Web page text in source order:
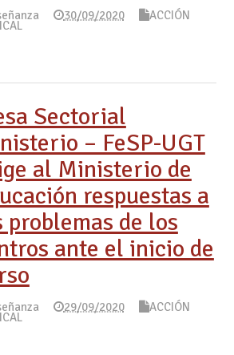
30/09/2020 ACCIÓN
Sectorial
– FeSP-UGT
al Ministerio de
respuestas a
problemas de los
ante el inicio de
29/09/2020 ACCIÓN